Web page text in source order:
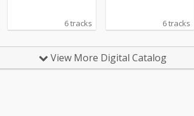
6 tracks 6 tracks
View More Digital Catalog